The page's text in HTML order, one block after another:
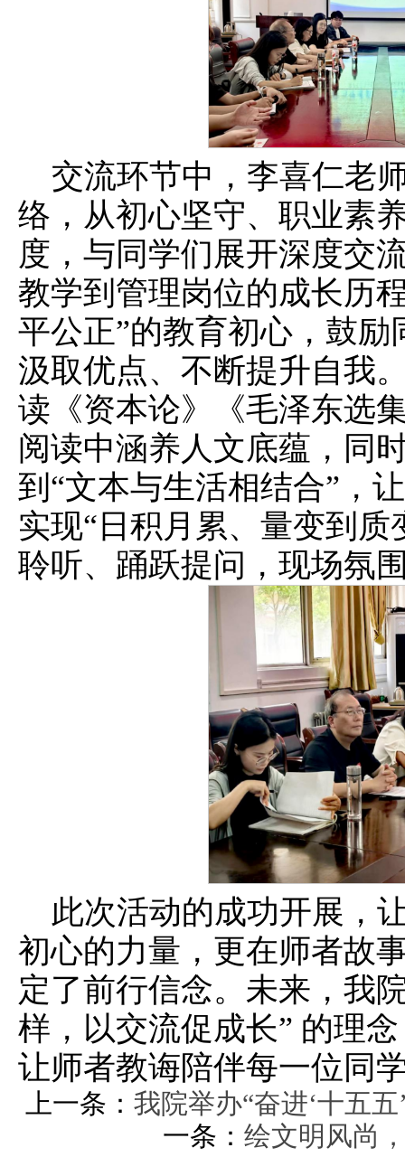
交流环节中，李喜仁老
络，从初心坚守、职业素
度，与同学们展开深度交
教学到管理岗位的成长历
平公正”的教育初心，鼓
汲取优点、不断提升自我
读《资本论》《毛泽东选
阅读中涵养人文底蕴，同
到“文本与生活相结合”，
实现“日积月累、量变到
聆听、踊跃提问，现场氛
此次活动的成功开展，
初心的力量，更在师者故
定了前行信念。未来，我
样，以交流促成长” 的理
让师者教诲陪伴每一位同
上一条： 我院举办“奋进‘十五
一条： 绘文明风尚